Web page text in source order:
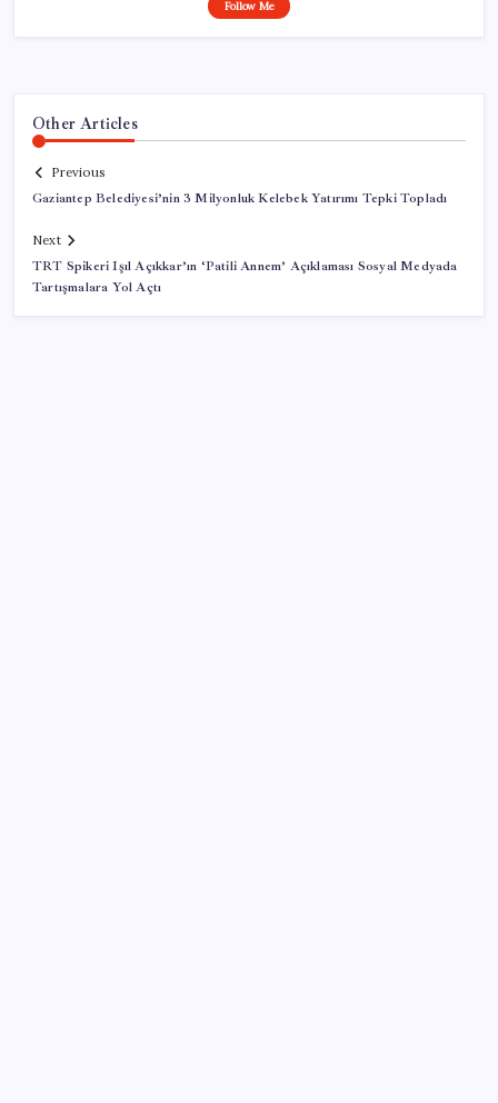
Follow Me
Other Articles
Previous
Gaziantep Belediyesi’nin 3 Milyonluk Kelebek Yatırımı Tepki Topladı
Next
TRT Spikeri Işıl Açıkkar’ın ‘Patili Annem’ Açıklaması Sosyal Medyada
Tartışmalara Yol Açtı